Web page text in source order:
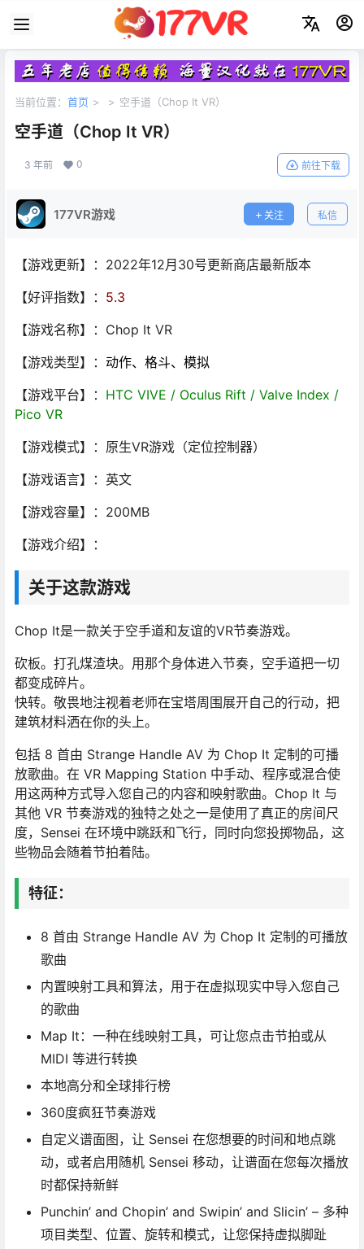
当前位置： 首页 > > 空手道（Chop It VR）
空手道（Chop It VR）
3 年前 0 前往下载
177VR游戏 关注 私信
【游戏更新】：2022年12月30号更新商店最新版本
【好评指数】： 5.3
【游戏名称】：Chop It VR
【游戏类型】： 动作、格斗、模拟
【游戏平台】： HTC VIVE / Oculus Rift / Valve Index /
Pico VR
【游戏模式】：原生VR游戏（定位控制器）
【游戏语言】：英文
【游戏容量】：200MB
【游戏介绍】：
关于这款游戏
Chop It是一款关于空手道和友谊的VR节奏游戏。
砍板。打孔煤渣块。用那个身体进入节奏，空手道把一切
都变成碎片。
快转。敬畏地注视着老师在宝塔周围展开自己的行动，把
建筑材料洒在你的头上。
包括 8 首由 Strange Handle AV 为 Chop It 定制的可播
放歌曲。在 VR Mapping Station 中手动、程序或混合使
用这两种方式导入您自己的内容和映射歌曲。Chop It 与
其他 VR 节奏游戏的独特之处之一是使用了真正的房间尺
度，Sensei 在环境中跳跃和飞行，同时向您投掷物品，这
些物品会随着节拍着陆。
特征：
8 首由 Strange Handle AV 为 Chop It 定制的可播放
歌曲
内置映射工具和算法，用于在虚拟现实中导入您自己
的歌曲
Map It：一种在线映射工具，可让您点击节拍或从
MIDI 等进行转换
本地高分和全球排行榜
360度疯狂节奏游戏
自定义谱面图，让 Sensei 在您想要的时间和地点跳
动，或者启用随机 Sensei 移动，让谱面在您每次播放
时都保持新鲜
Punchin’ and Chopin’ and Swipin’ and Slicin’ – 多种
项目类型、位置、旋转和模式，让您保持虚拟脚趾